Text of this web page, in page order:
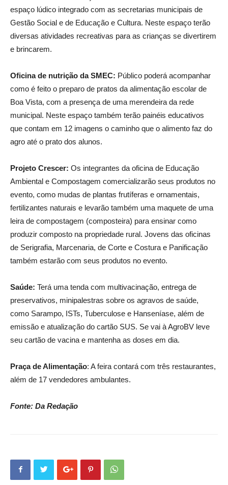
espaço lúdico integrado com as secretarias municipais de
Gestão Social e de Educação e Cultura. Neste espaço terão
diversas atividades recreativas para as crianças se divertirem
e brincarem.
Oficina de nutrição da SMEC: Público poderá acompanhar
como é feito o preparo de pratos da alimentação escolar de
Boa Vista, com a presença de uma merendeira da rede
municipal. Neste espaço também terão painéis educativos
que contam em 12 imagens o caminho que o alimento faz do
agro até o prato dos alunos.
Projeto Crescer: Os integrantes da oficina de Educação
Ambiental e Compostagem comercializarão seus produtos no
evento, como mudas de plantas frutíferas e ornamentais,
fertilizantes naturais e levarão também uma maquete de uma
leira de compostagem (composteira) para ensinar como
produzir composto na propriedade rural. Jovens das oficinas
de Serigrafia, Marcenaria, de Corte e Costura e Panificação
também estarão com seus produtos no evento.
Saúde: Terá uma tenda com multivacinação, entrega de
preservativos, minipalestras sobre os agravos de saúde,
como Sarampo, ISTs, Tuberculose e Hanseníase, além de
emissão e atualização do cartão SUS. Se vai à AgroBV leve
seu cartão de vacina e mantenha as doses em dia.
Praça de Alimentação: A feira contará com três restaurantes,
além de 17 vendedores ambulantes.
Fonte: Da Redação